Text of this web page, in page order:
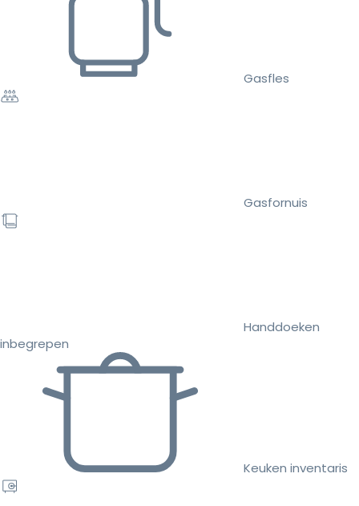
Gasfles
Gasfornuis
Handdoeken
inbegrepen
Keuken inventaris